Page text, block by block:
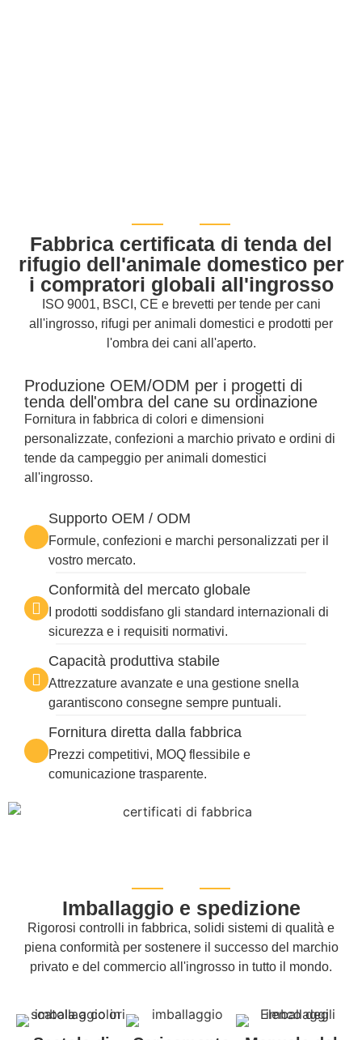
Fabbrica certificata di tenda del
rifugio dell'animale domestico per
i compratori globali all'ingrosso
ISO 9001, BSCI, CE e brevetti per tende per cani
all'ingrosso, rifugi per animali domestici e prodotti per
l'ombra dei cani all'aperto.
Produzione OEM/ODM per i progetti di
tenda dell'ombra del cane su ordinazione
Fornitura in fabbrica di colori e dimensioni
personalizzate, confezioni a marchio privato e ordini di
tende da campeggio per animali domestici
all'ingrosso.
Supporto OEM / ODM
Formule, confezioni e marchi personalizzati per il
vostro mercato.
Conformità del mercato globale
I prodotti soddisfano gli standard internazionali di
sicurezza e i requisiti normativi.
Capacità produttiva stabile
Attrezzature avanzate e una gestione snella
garantiscono consegne sempre puntuali.
Fornitura diretta dalla fabbrica
Prezzi competitivi, MOQ flessibile e
comunicazione trasparente.
Imballaggio e spedizione
Rigorosi controlli in fabbrica, solidi sistemi di qualità e
piena conformità per sostenere il successo del marchio
privato e del commercio all'ingrosso in tutto il mondo.